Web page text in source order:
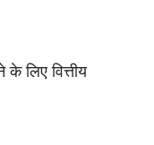
लिए वित्तीय